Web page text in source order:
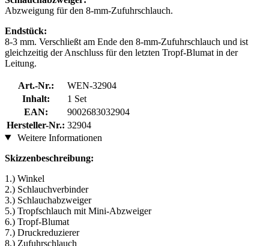
Abzweigung für den 8-mm-Zufuhrschlauch.
Endstück:
8-3 mm. Verschließt am Ende den 8-mm-Zufuhrschlauch und ist
gleichzeitig der Anschluss für den letzten Tropf-Blumat in der
Leitung.
Art.-Nr.:
WEN-32904
Inhalt:
1 Set
EAN:
9002683032904
Hersteller-Nr.: 32904
Weitere Informationen
Skizzenbeschreibung:
1.) Winkel
2.) Schlauchverbinder
3.) Schlauchabzweiger
5.) Tropfschlauch mit Mini-Abzweiger
6.) Tropf-Blumat
7.) Druckreduzierer
8.) Zufuhrschlauch